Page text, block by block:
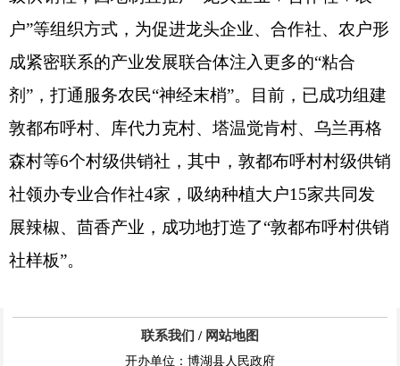
户”等组织方式，为促进龙头企业、合作社、农户形
成紧密联系的产业发展联合体注入更多的“粘合
剂”，打通服务农民“神经末梢”。目前，已成功组建
敦都布呼村、 库代力克村、 塔温觉肯村、 乌兰再格
森村等6个村级供销社，其中， 敦都布呼村村级供销
社领办专业合作社4家，吸纳种植大户15家共同发
展辣椒、 茴香产业，成功地打造了“敦都布呼村供销
社样板”。
联系我们 / 网站地图
开办单位：博湖县人民政府